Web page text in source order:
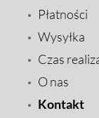
Płatności
Wysyłka
Czas
O nas
Kontakt